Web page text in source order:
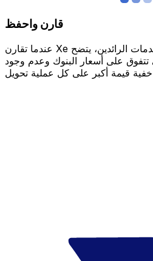
قارن واحفظ
عندما تقارن Xe بالبنوك الرائدة ومقدمي الخدمات الرائدين، يتضح
تتفوق على أسعار البنوك وعدم وجود